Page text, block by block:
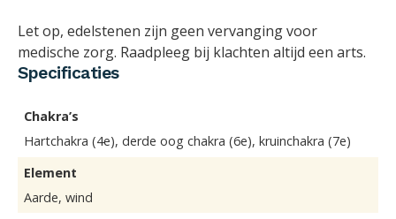
Let op, edelstenen zijn geen vervanging voor
medische zorg. Raadpleeg bij klachten altijd een arts.
Specificaties
Chakra’s
Hartchakra (4e), derde oog chakra (6e), kruinchakra (7e)
Element
Aarde, wind